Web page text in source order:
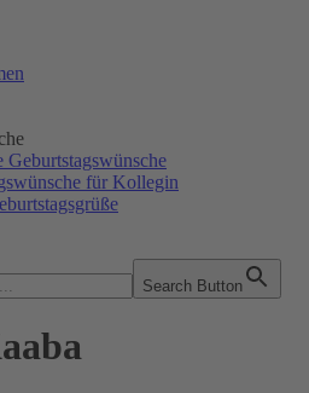
Geburtstagswünsche
für Kollegin
Search Button